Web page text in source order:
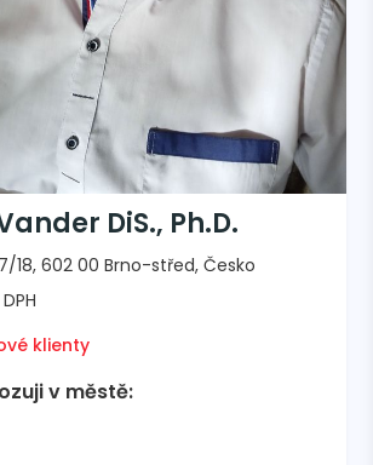
DiS., Ph.D.
18, 602 00 Brno-střed, Česko
klienty
v městě: